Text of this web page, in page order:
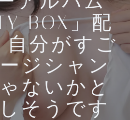
ス
キ
プ
BOX」配
分がすご
ジシャン
ないかと
そうです